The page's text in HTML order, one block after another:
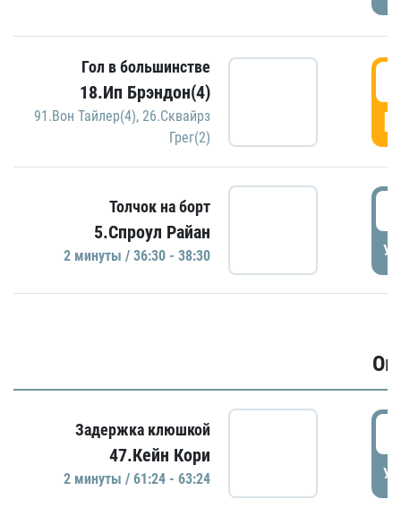
Гол в большинстве
18.Ип Брэндон(4)
91.Вон Тайлер(4), 26.Сквайрз
Грег(2)
Толчок на борт
5.Спроул Райан
2 минуты / 36:30 - 38:30
Задержка клюшкой
47.Кейн Кори
2 минуты / 61:24 - 63:24